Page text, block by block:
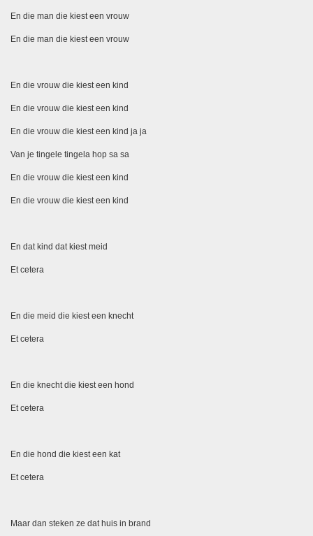
En die man die kiest een vrouw
En die man die kiest een vrouw
En die vrouw die kiest een kind
En die vrouw die kiest een kind
En die vrouw die kiest een kind ja ja
Van je tingele tingela hop sa sa
En die vrouw die kiest een kind
En die vrouw die kiest een kind
En dat kind dat kiest meid
Et cetera
En die meid die kiest een knecht
Et cetera
En die knecht die kiest een hond
Et cetera
En die hond die kiest een kat
Et cetera
Maar dan steken ze dat huis in brand